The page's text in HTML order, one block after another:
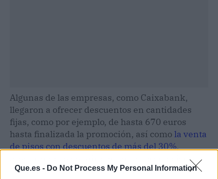
Que.es - Do Not Process My Personal Information
Algunas de las empresas, como Caixabank,
llegaron a ofrecer descuentos en cantidades
fijas, como por ejemplo, de hasta 670 euros
hasta finalizada la promoción, así como la venta
de pisos con descuentos de más del 30%,
asegurándose de brindar tantas promociones
financieras como fuese posible durante el Black